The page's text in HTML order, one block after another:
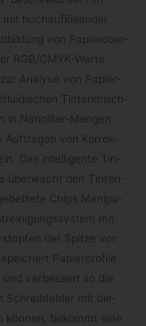
hoch­auf­lö­sen­der
von Papier­ober­
RGB/​CMYK-​Werte,
Ana­lyse von Papier­
Tin­ten­misch­
in Nanoliter-​Mengen
Auf­tra­gen von Kor­rek­
Das intel­li­gente Tin­
über­wacht den Tin­ten­
Chips Mani­pu­
mit
der Spitze vor.
Papier­pro­file
und ver­bes­sert so die
Schreib­feh­ler mit die­
kön­nen, bekommt eine